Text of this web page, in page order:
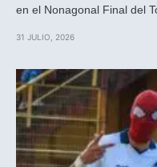
en el Nonagonal Final del
31 JULIO, 2026